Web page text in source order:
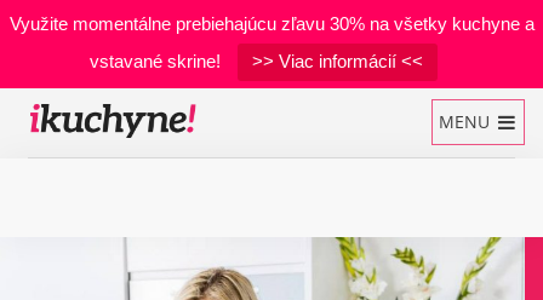
Využite momentálne prebiehajúcu zľavu 30% na všetky kuchyne a
vstavané skrine!
>> Viac informácií <<
MENU
Kuchynské linky